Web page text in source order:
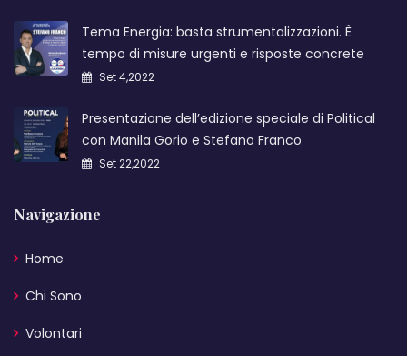
Tema Energia: basta strumentalizzazioni. È
tempo di misure urgenti e risposte concrete
Set 4,2022
Presentazione dell’edizione speciale di Political
con Manila Gorio e Stefano Franco
Set 22,2022
Navigazione
Home
Chi Sono
Volontari